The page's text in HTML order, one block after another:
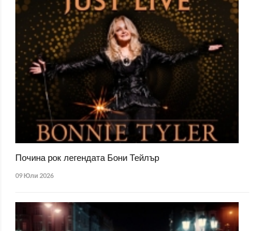
Почина рок легендата Бони Тейлър
09 Юли 2026